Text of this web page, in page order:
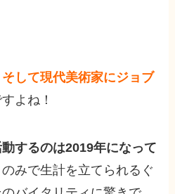
して現代美術家にジョブ
よね！
するのは2019年になって
みで生計を立てられるぐ